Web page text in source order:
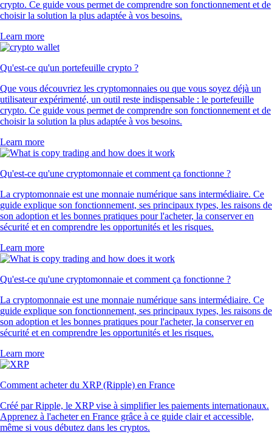
crypto. Ce guide vous permet de comprendre son fonctionnement et de
choisir la solution la plus adaptée à vos besoins.
Learn more
Qu'est-ce qu'un portefeuille crypto ?
Que vous découvriez les cryptomonnaies ou que vous soyez déjà un
utilisateur expérimenté, un outil reste indispensable : le portefeuille
crypto. Ce guide vous permet de comprendre son fonctionnement et de
choisir la solution la plus adaptée à vos besoins.
Learn more
Qu'est-ce qu'une cryptomonnaie et comment ça fonctionne ?
La cryptomonnaie est une monnaie numérique sans intermédiaire. Ce
guide explique son fonctionnement, ses principaux types, les raisons de
son adoption et les bonnes pratiques pour l'acheter, la conserver en
sécurité et en comprendre les opportunités et les risques.
Learn more
Qu'est-ce qu'une cryptomonnaie et comment ça fonctionne ?
La cryptomonnaie est une monnaie numérique sans intermédiaire. Ce
guide explique son fonctionnement, ses principaux types, les raisons de
son adoption et les bonnes pratiques pour l'acheter, la conserver en
sécurité et en comprendre les opportunités et les risques.
Learn more
Comment acheter du XRP (Ripple) en France
Créé par Ripple, le XRP vise à simplifier les paiements internationaux.
Apprenez à l'acheter en France grâce à ce guide clair et accessible,
même si vous débutez dans les cryptos.